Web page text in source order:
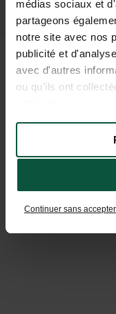
médias sociaux et
partageons
notre site avec nos
publicité et
avec d'autres
ou qu'ils ont
Continuer sans accepter